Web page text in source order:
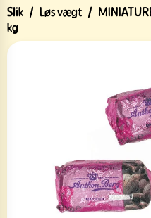
Slik / Løs vægt /
kg